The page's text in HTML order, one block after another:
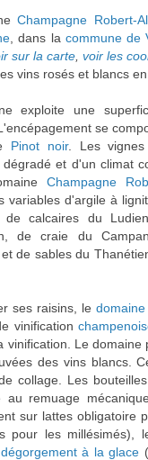
Champagne Robert-
, dans la commune de
sur la carte voir les
vins rosés et blancs
exploite une
se
Pinot noir. Les
dégradé et d'un climat
Champagne
variables d'argile à
de calcaires du
de craie du
de sables du
ses raisins, le
vinification
vinification. Le
des vins blancs.
collage. Les
au remuage
sur lattes obligatoire
pour les millésimés),
dégorgement à la glace